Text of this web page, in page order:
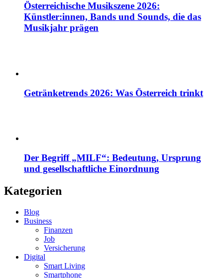
Österreichische Musikszene 2026:
Künstler:innen, Bands und Sounds, die das
Musikjahr prägen
Getränketrends 2026: Was Österreich trinkt
Der Begriff „MILF“: Bedeutung, Ursprung
und gesellschaftliche Einordnung
Kategorien
Blog
Business
Finanzen
Job
Versicherung
Digital
Smart Living
Smartphone